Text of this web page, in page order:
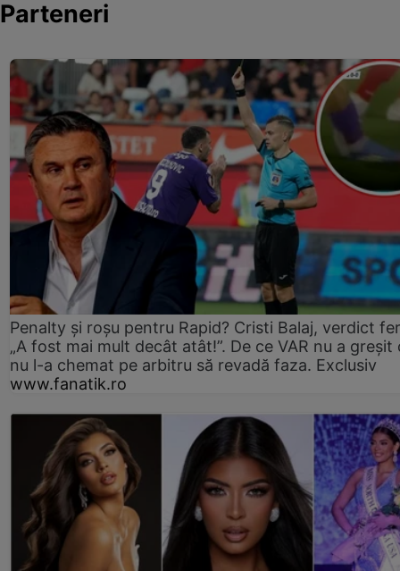
Parteneri
Penalty și roșu pentru Rapid? Cristi Balaj, verdict
„A fost mai mult decât atât!”. De ce VAR nu a greșit
nu l-a chemat pe arbitru să revadă faza. Exclusiv
www.fanatik.ro